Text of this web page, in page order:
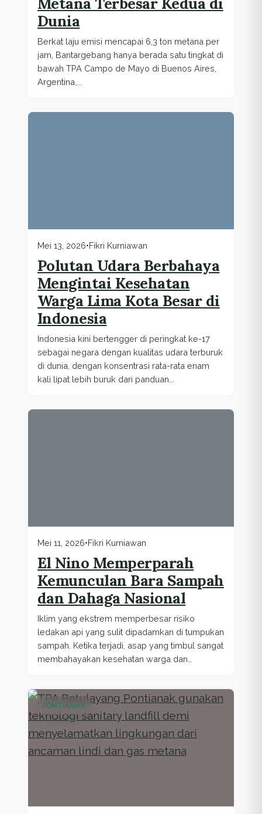
Dunia
Berkat laju emisi mencapai 6,3 ton metana per
jam, Bantargebang hanya berada satu tingkat di
bawah TPA Campo de Mayo di Buenos Aires,
Argentina,...
Mei 13, 2026•Fikri Kurniawan
Polutan Udara Berbahaya
Mengintai Kesehatan
Warga Lima Kota Besar di
Indonesia
Indonesia kini bertengger di peringkat ke-17
sebagai negara dengan kualitas udara terburuk
di dunia, dengan konsentrasi rata-rata enam
kali lipat lebih buruk dari panduan...
Mei 11, 2026•Fikri Kurniawan
El Nino Memperparah
Kemunculan Bara Sampah
dan Dahaga Nasional
Iklim yang ekstrem memperbesar risiko
ledakan api yang sulit dipadamkan di tumpukan
sampah. Ketika terjadi, asap yang timbul sangat
membahayakan kesehatan warga dan
PONTIANAK